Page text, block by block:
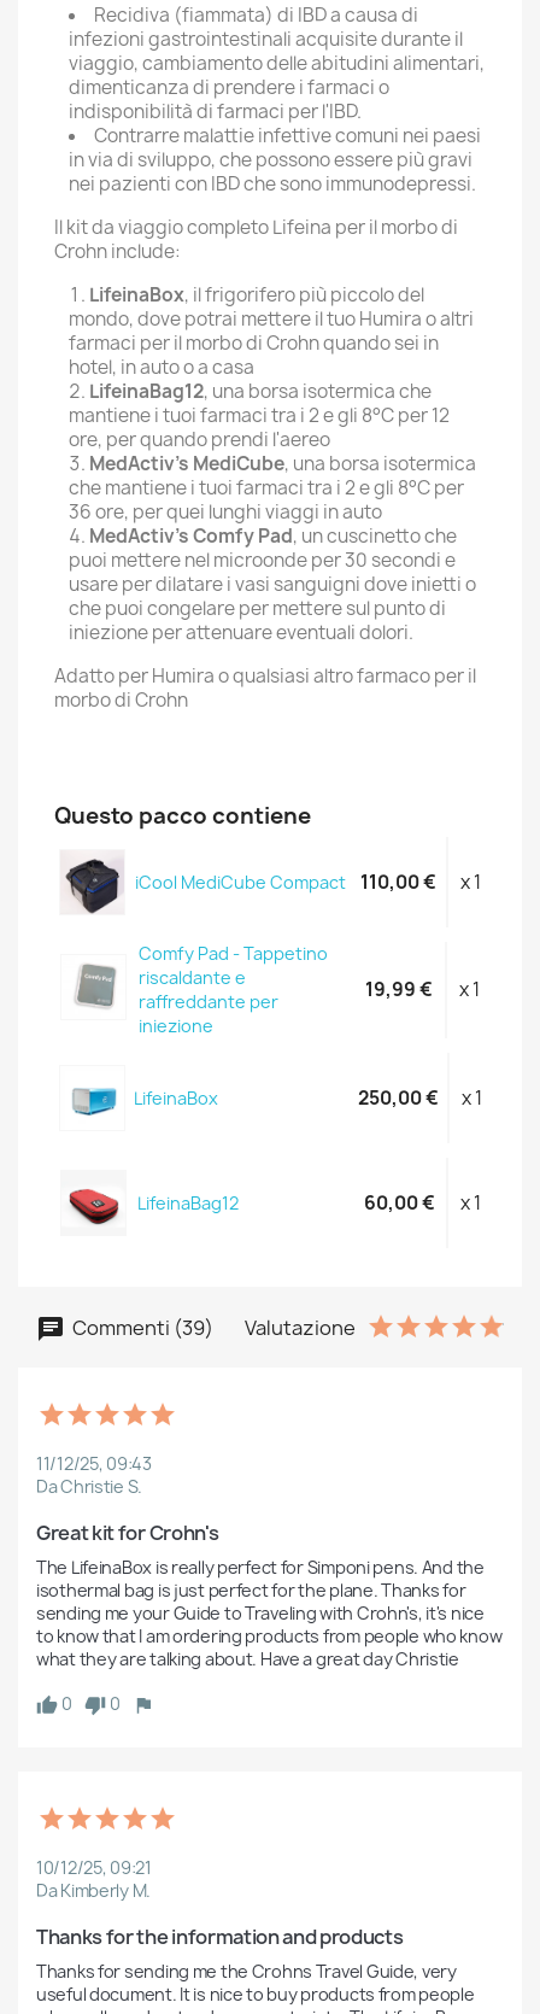
Recidiva (fiammata) di IBD a causa di
infezioni gastrointestinali acquisite durante il
viaggio, cambiamento delle abitudini alimentari,
dimenticanza di prendere i farmaci o
indisponibilità di farmaci per l'IBD.
Contrarre malattie infettive comuni nei paesi
in via di sviluppo, che possono essere più gravi
nei pazienti con IBD che sono immunodepressi.
Il kit da viaggio completo Lifeina per il morbo di
Crohn include:
LifeinaBox, il frigorifero più piccolo del
mondo, dove potrai mettere il tuo Humira o altri
farmaci per il morbo di Crohn quando sei in
hotel, in auto o a casa
LifeinaBag12, una borsa isotermica che
mantiene i tuoi farmaci tra i 2 e gli 8°C per 12
ore, per quando prendi l'aereo
MedActiv's MediCube, una borsa isotermica
che mantiene i tuoi farmaci tra i 2 e gli 8°C per
36 ore, per quei lunghi viaggi in auto
MedActiv's Comfy Pad, un cuscinetto che
puoi mettere nel microonde per 30 secondi e
usare per dilatare i vasi sanguigni dove inietti o
che puoi congelare per mettere sul punto di
iniezione per attenuare eventuali dolori.
Adatto per Humira o qualsiasi altro farmaco per il
morbo di Crohn
Questo pacco contiene
iCool MediCube Compact 110,00 € x 1
Comfy Pad - Tappetino
riscaldante e
raffreddante per
iniezione
19,99 € x 1
LifeinaBox 250,00 € x 1
LifeinaBag12 60,00 € x 1
Commenti (39) Valutazione
11/12/25, 09:43
Da Christie S.
Great kit for Crohn's
The LifeinaBox is really perfect for Simponi pens. And the
isothermal bag is just perfect for the plane. Thanks for
sending me your Guide to Traveling with Crohn's, it's nice
to know that I am ordering products from people who know
what they are talking about. Have a great day Christie
0
0
10/12/25, 09:21
Da Kimberly M.
Thanks for the information and products
Thanks for sending me the Crohns Travel Guide, very
useful document. It is nice to buy products from people